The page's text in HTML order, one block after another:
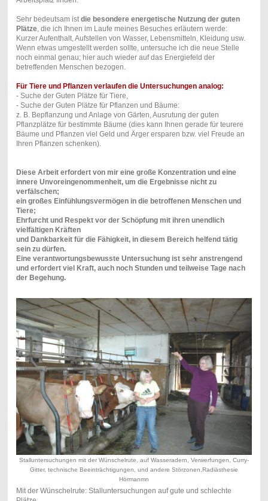
Sehr bedeutsam istdie besondere energetische Nutzung der guten
Plätze, die ich Ihnen im Laufe meines Besuches erläutern werde:
Kurzer Aufenthalt, Aufstellen von Wasser, Lebensmitteln, Kleidung usw.
Wenn etwas umgestellt werden sollte, untersuche ich die neue Stelle
noch einmal genau; hier auch wieder auf das Energiefeld der
betreffenden Menschen bezogen.
Für Tiere und Pflanzen verlaufen die Untersuchungen analog:
- Suche der Guten Plätze für Tiere,
- Suche der Guten Plätze für Pflanzen und Bäume:
z. B. Bepflanzung und Anlage von Gärten, Ausrutung der guten
Pflanzplätze für bestimmte Bäume (dies kann Ihnen gerade für teurere
Bäume und Pflanzen viel Geld und Ärger ersparen bzw. viel Freude an
Ihren Pflanzen schenken).
Diese Arbeit erfordert von mir eine große Konzentration und eine
innere Unvoreingenommenheit, um die Ergebnisse nicht zu
verfälschen;
ein großes Einfühlungsvermögen in die betroffenen Menschen und
Tiere;
Ehrfurcht und Respekt vor der Schöpfung mit ihren unendlich
vielfältigen Kräften
und Dankbarkeit für die Fähigkeit, in diesem Bereich helfend tätig
sein zu dürfen.
Eine verantwortungsbewusste Untersuchung ist sehr anstrengend
und erfordert viel Kraft, auch noch Stunden und teilweise Tage nach
der Begehung.
Stalluntersuchungen mit der Wünschelrute, auf Wasseradern, Verwerfungen, Curry-
Gitter, technische Beeinträchtigungen, und andere Störzonen,Radiästhesie
Hörmanmn
Mit der Wünschelrute: Stalluntersuchungen auf gute und schlechte